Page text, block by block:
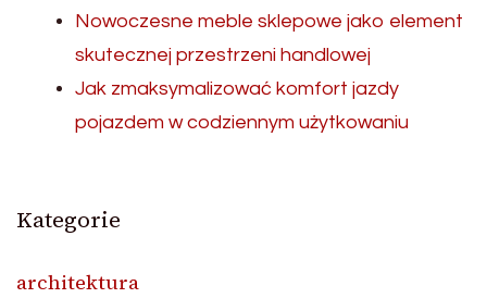
Nowoczesne meble sklepowe jako element
skutecznej przestrzeni handlowej
Jak zmaksymalizować komfort jazdy
pojazdem w codziennym użytkowaniu
Kategorie
architektura